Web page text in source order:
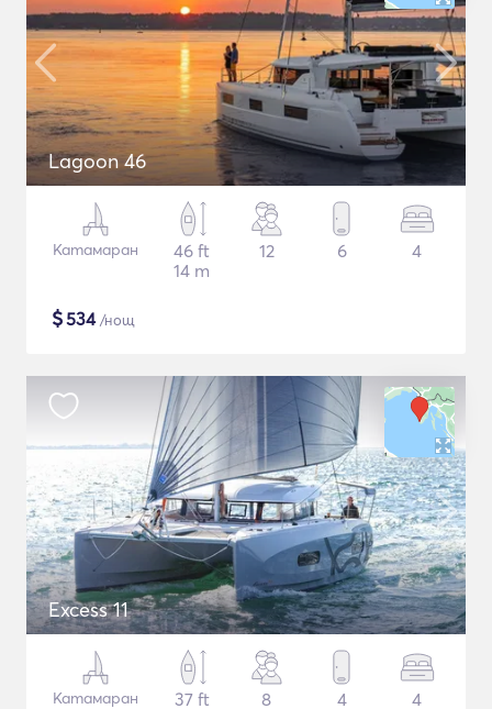
Lagoon 46
Катамаран
46 ft
14 m
12 6 4
$534/нощ
Excess 11
Катамаран
37 ft
8 4 4